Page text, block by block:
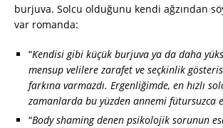
burjuva. Solcu olduğunu kendi ağzından
var romanda:
“Kendisi gibi küçük burjuva ya da daha
mensup velilere zarafet ve seçkinlik gösterisi
farkına varmazdı. Ergenliğimde, en hızlı
zamanlarda bu yüzden annemi fütursuzca
“Body shaming denen psikolojik sorunun